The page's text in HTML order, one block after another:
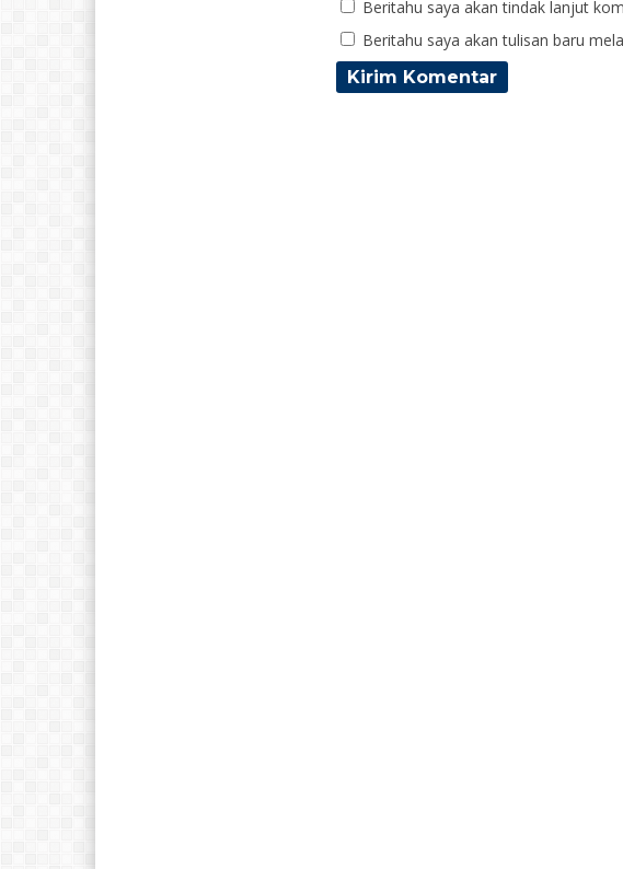
Beritahu saya akan tindak lanjut
Beritahu saya akan tulisan baru